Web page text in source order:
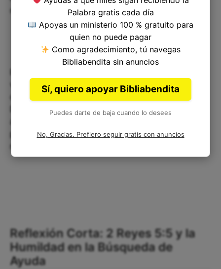
mano o nos apoyó en algún momento.
valiosas lecciones acerca de la humildad, la
obediencia y la gratitud en nuestra vida diaria.
Debemos aprender de su ejemplo e intentar
personas y aprender a aceptar nuestra ayuda
Reflexión Corta: 2 Reyes 5:5 y la
Humildad en la Búsqueda de
Ayuda
Palabra gratis cada día
Apoyas un ministerio 100 % gratuito para
quien no puede pagar
Como agradecimiento, tú navegas
Bibliabendita sin anuncios
Sí, quiero apoyar Bibliabendita
Puedes darte de baja cuando lo desees
No, Gracias. Prefiero seguir gratis con anuncios